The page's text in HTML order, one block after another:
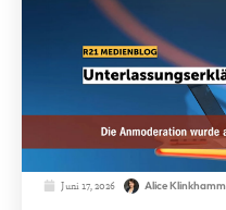
Juni 17, 2026 Alice